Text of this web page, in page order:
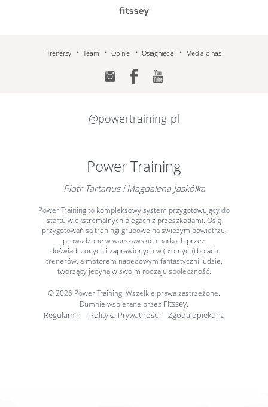
Trenerzy Team Opinie Osiągnięcia Media o nas
@powertraining_pl
Power Training
Piotr Tartanus i Magdalena Jaskółka
Power Training to kompleksowy system przygotowujący do
startu w ekstremalnych biegach z przeszkodami. Osią
przygotowań są treningi grupowe na świeżym powietrzu,
prowadzone w warszawskich parkach przez
doświadczonych i zaprawionych w (błotnych) bojach
trenerów, a motorem napędowym fantastyczni ludzie,
tworzący jedyną w swoim rodzaju społeczność.
© 2026 Power Training. Wszelkie prawa zastrzeżone.
Dumnie wspierane przez Fitssey.
Regulamin Polityka Prywatności Zgoda opiekuna